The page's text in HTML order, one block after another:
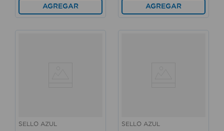
AGREGAR AGREGAR
SELLO AZUL SELLO AZUL